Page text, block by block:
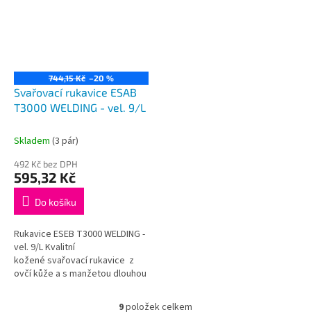
744,15 Kč –20 %
Svařovací rukavice ESAB
T3000 WELDING - vel. 9/L
Skladem (3 pár)
492 Kč bez DPH
595,32 Kč
Do košíku
Rukavice ESEB T3000 WELDING -
vel. 9/L Kvalitní
kožené svařovací rukavice z
ovčí kůže a s manžetou dlouhou
O
9položek celkem